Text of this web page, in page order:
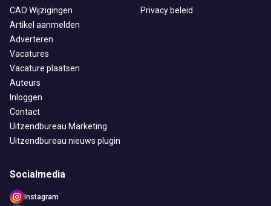
CAO Wijzigingen
Artikel aanmelden
Adverteren
Vacatures
Vacature plaatsen
Auteurs
Inloggen
Contact
Uitzendbureau Marketing
Uitzendbureau nieuws plugin
Privacy beleid
Socialmedia
Instagram